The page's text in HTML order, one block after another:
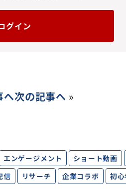
グイン
へ次の記事へ »
エンゲージメント
ショート動画
信 リサーチ 企業コラボ 初